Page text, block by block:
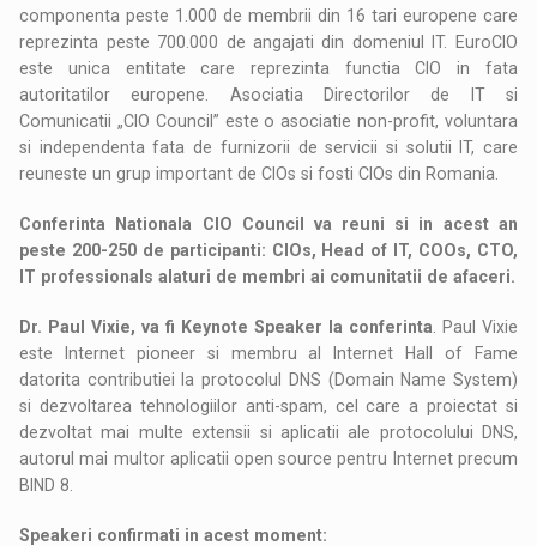
componenta peste 1.000 de membrii din 16 tari europene care
reprezinta peste 700.000 de angajati din domeniul IT. EuroCIO
este unica entitate care reprezinta functia CIO in fata
autoritatilor europene. Asociatia Directorilor de IT si
Comunicatii „CIO Council” este o asociatie non-profit, voluntara
si independenta fata de furnizorii de servicii si solutii IT, care
reuneste un grup important de CIOs si fosti CIOs din Romania.
Conferinta Nationala CIO Council va reuni si in acest an
peste 200-250 de participanti: CIOs, Head of IT, COOs, CTO,
IT professionals alaturi de membri ai comunitatii de afaceri.
Dr. Paul Vixie, va fi Keynote Speaker la conferinta . Paul Vixie
este Internet pioneer si membru al Internet Hall of Fame
datorita contributiei la protocolul DNS (Domain Name System)
si dezvoltarea tehnologiilor anti-spam, cel care a proiectat si
dezvoltat mai multe extensii si aplicatii ale protocolului DNS,
autorul mai multor aplicatii open source pentru Internet precum
BIND 8.
Speakeri confirmati in acest moment: